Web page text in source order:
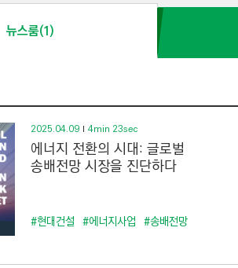
N
O
N
S
T
R
U
C
뉴스룸(1)
2025.04.09 4min 23sec
에너지 전환의 시대: 글로벌
송배전망 시장을 진단하다
#현대건설 #에너지사업 #송배전망